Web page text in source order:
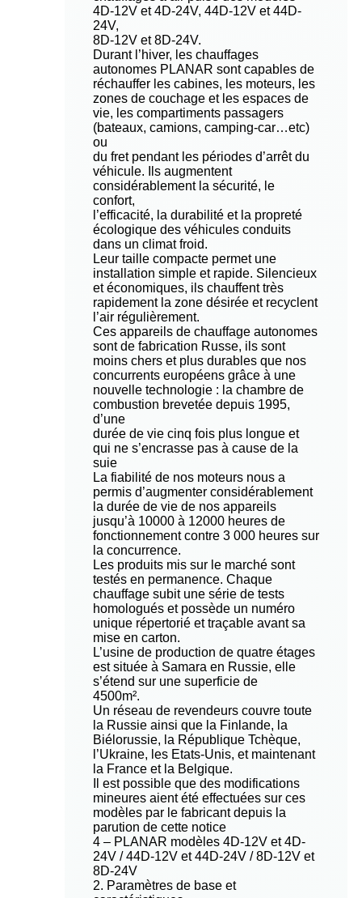
4D-12V et 4D-24V, 44D-12V et 44D-
24V,
8D-12V et 8D-24V.
Durant l’hiver, les chauffages
autonomes PLANAR sont capables de
réchauffer les cabines, les moteurs, les
zones de couchage et les espaces de
vie, les compartiments passagers
(bateaux, camions, camping-car…etc)
ou
du fret pendant les périodes d’arrêt du
véhicule. Ils augmentent
considérablement la sécurité, le
confort,
l’efficacité, la durabilité et la propreté
écologique des véhicules conduits
dans un climat froid.
Leur taille compacte permet une
installation simple et rapide. Silencieux
et économiques, ils chauffent très
rapidement la zone désirée et recyclent
l’air régulièrement.
Ces appareils de chauffage autonomes
sont de fabrication Russe, ils sont
moins chers et plus durables que nos
concurrents européens grâce à une
nouvelle technologie : la chambre de
combustion brevetée depuis 1995,
d’une
durée de vie cinq fois plus longue et
qui ne s’encrasse pas à cause de la
suie
La fiabilité de nos moteurs nous a
permis d’augmenter considérablement
la durée de vie de nos appareils
jusqu’à 10000 à 12000 heures de
fonctionnement contre 3 000 heures sur
la concurrence.
Les produits mis sur le marché sont
testés en permanence. Chaque
chauffage subit une série de tests
homologués et possède un numéro
unique répertorié et traçable avant sa
mise en carton.
L’usine de production de quatre étages
est située à Samara en Russie, elle
s’étend sur une superficie de
4500m².
Un réseau de revendeurs couvre toute
la Russie ainsi que la Finlande, la
Biélorussie, la République Tchèque,
l’Ukraine, les Etats-Unis, et maintenant
la France et la Belgique.
Il est possible que des modifications
mineures aient été effectuées sur ces
modèles par le fabricant depuis la
parution de cette notice
4 – PLANAR modèles 4D-12V et 4D-
24V / 44D-12V et 44D-24V / 8D-12V et
8D-24V
2. Paramètres de base et